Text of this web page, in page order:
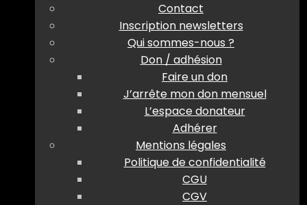
Contact
Inscription newsletters
Qui sommes-nous ?
Don / adhésion
Faire un don
J’arrête mon don mensuel
L’espace donateur
Adhérer
Mentions légales
Politique de confidentialité
CGU
CGV